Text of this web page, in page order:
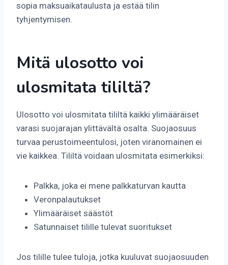
sopia maksuaikataulusta ja estää tilin
tyhjentymisen.
Mitä ulosotto voi
ulosmitata tililtä?
Ulosotto voi ulosmitata tililtä kaikki ylimääräiset
varasi suojarajan ylittävältä osalta. Suojaosuus
turvaa perustoimeentulosi, joten viranomainen ei
vie kaikkea. Tililtä voidaan ulosmitata esimerkiksi:
Palkka, joka ei mene palkkaturvan kautta
Veronpalautukset
Ylimääräiset säästöt
Satunnaiset tilille tulevat suoritukset
Jos tilille tulee tuloja, jotka kuuluvat suojaosuuden